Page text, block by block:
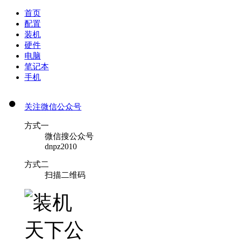
首页
配置
装机
硬件
电脑
笔记本
手机
关注微信公众号
方式一
微信搜公众号
dnpz2010
方式二
扫描二维码